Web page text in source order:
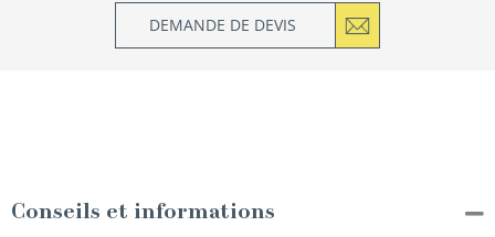
DEMANDE DE DEVIS
Conseils et informations